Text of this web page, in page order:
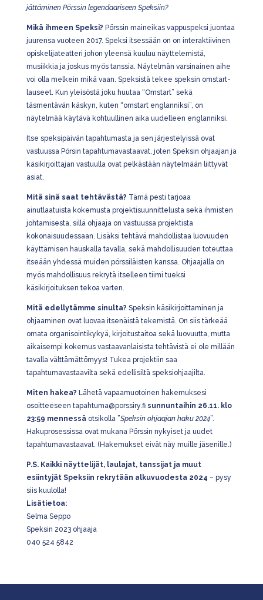
jättäminen Pörssin legendaariseen Speksiin?
Mikä ihmeen Speksi? Pörssin maineikas vappuspeksi juontaa
juurensa vuoteen 2017. Speksi itsessään on on interaktiivinen
opiskelijateatteri johon yleensä kuuluu näyttelemistä,
musiikkia ja joskus myös tanssia. Näytelmän varsinainen aihe
voi olla melkein mikä vaan. Speksistä tekee speksin omstart-
lauseet. Kun yleisöstä joku huutaa “Omstart” sekä
täsmentävän käskyn, kuten “omstart englanniksi”, on
näytelmää käytävä kohtuullinen aika uudelleen englanniksi.
Itse speksipäivän tapahtumasta ja sen järjestelyissä ovat
vastuussa Pörsin tapahtumavastaavat, joten Speksin ohjaajan ja
käsikirjoittajan vastuulla ovat pelkästään näytelmään liittyvät
asiat.
Mitä sinä saat tehtävästä? Tämä pesti tarjoaa
ainutlaatuista kokemusta projektisuunnittelusta sekä ihmisten
johtamisesta, sillä ohjaaja on vastuussa projektista
kokonaisuudessaan. Lisäksi tehtävä mahdollistaa luovuuden
käyttämisen hauskalla tavalla, sekä mahdollisuuden toteuttaa
itseään yhdessä muiden pörssiläisten kanssa. Ohjaajalla on
myös mahdollisuus rekrytä itselleen tiimi tueksi
käsikirjoituksen tekoa varten.
Mitä edellytämme sinulta? Speksin käsikirjoittaminen ja
ohjaaminen ovat luovaa itsenäistä tekemistä. On siis tärkeää
omata organisointikykyä, kirjoitustaitoa sekä luovuutta, mutta
aikaisempi kokemus vastaavanlaisista tehtävistä ei ole millään
tavalla välttämättömyys! Tukea projektiin saa
tapahtumavastaavilta sekä edellisiltä speksiohjaajilta.
Miten hakea? Lähetä vapaamuotoinen hakemuksesi
osoitteeseen tapahtuma@porssiry.fi sunnuntaihin 26.11. klo
23:59 mennessä otsikolla ”Speksin ohjaajan haku 2024”.
Hakuprosessissa ovat mukana Pörssin nykyiset ja uudet
tapahtumavastaavat. (Hakemukset eivät näy muille jäsenille.)
P.S. Kaikki näyttelijät, laulajat, tanssijat ja muut
esiintyjät Speksiin rekrytään alkuvuodesta 2024 – pysy
siis kuulolla!
Lisätietoa:
Selma Seppo
Speksin 2023 ohjaaja
040 524 5842